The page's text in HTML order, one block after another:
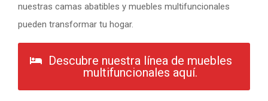
nuestras camas abatibles y muebles multifuncionales
pueden transformar tu hogar.
Descubre nuestra línea de muebles
multifuncionales aquí.